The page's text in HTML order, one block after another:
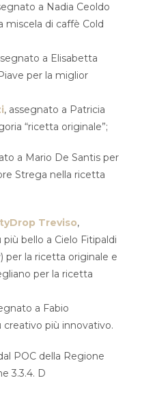
a Nadia Ceoldo
miscela di caffè Cold
a Elisabetta
per la miglior
, assegnato a Patricia
“ricetta originale”;
a Mario De Santis per
Strega nella ricetta
Treviso,
bello a Cielo Fitipaldi
per la ricetta originale e
per la ricetta
a Fabio
creativo più innovativo.
POC della Regione
3.3.4. D